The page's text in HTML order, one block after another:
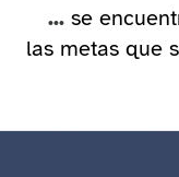
... se
las metas que